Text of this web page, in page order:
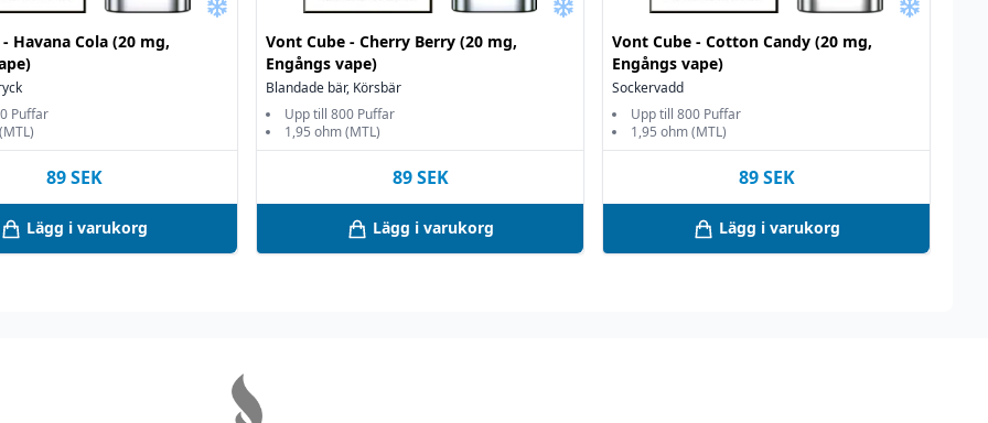
på 18 år.
i 12 °C.
för barn och
misstänker att ditt
vuxna personer.
Havana Cola (20 mg,
Puffar
89 SEK
Lägg i varukorg
Vont Cube - Cherry Berry (20 mg,
Engångs vape)
Blandade bär, Körsbär
Upp till 800 Puffar
1,95 ohm (MTL)
89 SEK
Lägg i varukorg
Vont Cube - Cotton Candy (20 mg,
Engångs vape)
Sockervadd
Upp till 800 Puffar
1,95 ohm (MTL)
89 SEK
Lägg i varukorg